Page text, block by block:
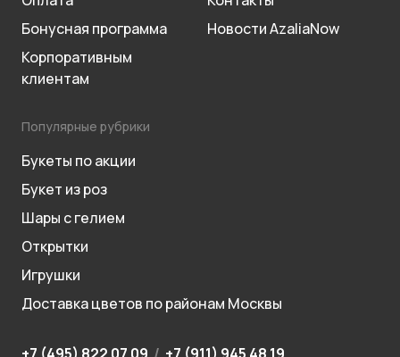
Бонусная программа
Корпоративным
клиентам
Новости AzaliaNow
Популярные рубрики
Букеты по акции
Букет из роз
Шары с гелием
Открытки
Игрушки
Доставка цветов по районам Москвы